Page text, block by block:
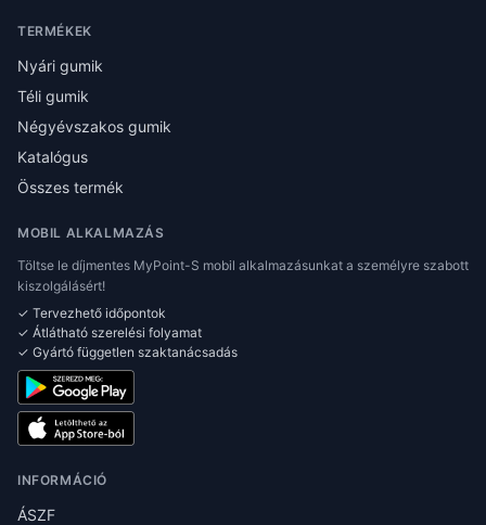
TERMÉKEK
Nyári gumik
Téli gumik
Négyévszakos gumik
Katalógus
Összes termék
MOBIL ALKALMAZÁS
Töltse le díjmentes MyPoint-S mobil alkalmazásunkat a személyre szabott
kiszolgálásért!
✓ Tervezhető időpontok
✓ Átlátható szerelési folyamat
✓ Gyártó független szaktanácsadás
INFORMÁCIÓ
ÁSZF